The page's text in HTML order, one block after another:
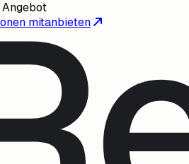
mitanbieten